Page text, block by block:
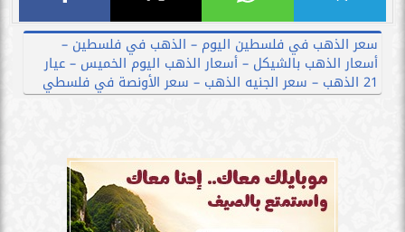
سعر الذهب في فلسطين اليوم – الذهب في فلسطين –
أسعار الذهب بالشيكل – أسعار الذهب اليوم الخميس – عيار
21 الذهب – سعر الجنيه الذهب – سعر الأونصة في فلسطي